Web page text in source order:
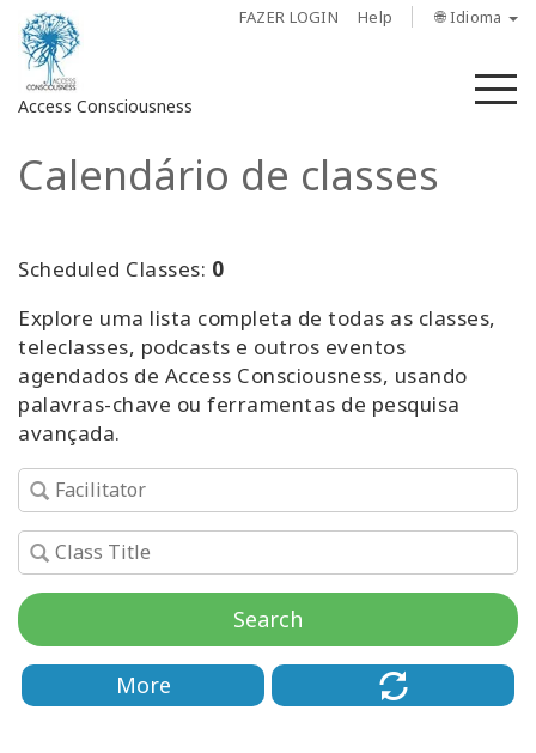
FAZER LOGIN Help 🌐 Idioma
Access Consciousness
Fazer
sua
Sobre
Access
Bars
Regiões
Classes
Calendário de classes
Scheduled Classes: 0
Explore uma lista completa de todas as classes,
teleclasses, podcasts e outros eventos
agendados de Access Consciousness, usando
palavras-chave ou ferramentas de pesquisa
avançada.
Search
More